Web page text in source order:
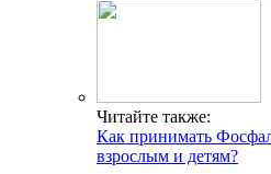
Читайте также:
Как принимать
взрослым и детям?